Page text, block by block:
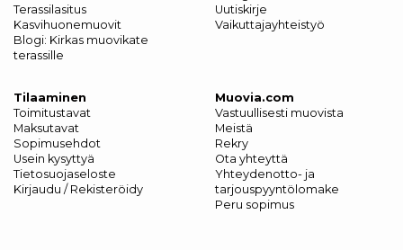
Terassilasitus
Kasvihuonemuovit
Blogi: Kirkas muovikate
terassille
Uutiskirje
Vaikuttajayhteistyö
Tilaaminen
Toimitustavat
Maksutavat
Sopimusehdot
Usein kysyttyä
Tietosuojaseloste
Kirjaudu / Rekisteröidy
Muovia.com
Vastuullisesti muovista
Meistä
Rekry
Ota yhteyttä
Yhteydenotto- ja
tarjouspyyntölomake
Peru sopimus